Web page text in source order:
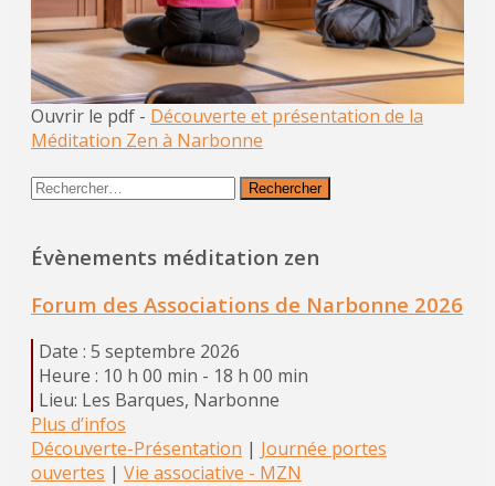
Ouvrir le pdf - Découverte et présentation de la
Méditation Zen à Narbonne
Rechercher :
Évènements méditation zen
Forum des Associations de Narbonne 2026
Date : 5 septembre 2026
Heure : 10 h 00 min - 18 h 00 min
Lieu: Les Barques, Narbonne
Plus d’infos
Découverte-Présentation | Journée portes
ouvertes | Vie associative - MZN